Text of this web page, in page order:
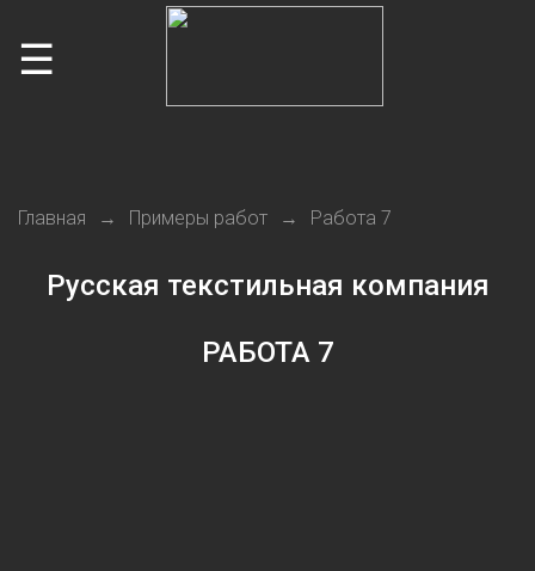
☰
Главная Примеры работ Работа 7
Русская текстильная компания
РАБОТА 7